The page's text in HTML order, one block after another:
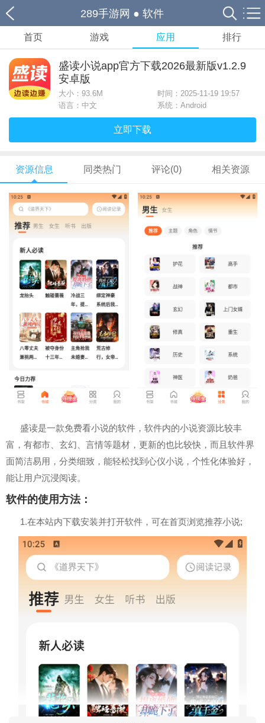
289手游网 ● 软件
首页 游戏 应用 排行
盛读小说app官方下载2026最新版v1.2.9
安卓版
大小： 93.6M
时间：2025-11-19 19:57
语言：中文
系统：Android
立即下载
资源信息 同类热门 评论(0) 相关资源
盛读是一款免费看小说的软件，软件内的小说资源比较丰
富，有都市、玄幻、言情等题材，更新的也比较快，而且软件界
面简洁易用，分类细致，能轻松找到心仪小说，个性化体验好，
能让用户沉浸阅读。
软件的使用方法：
1.在本站内下载安装并打开软件，可在首页浏览推荐小说;